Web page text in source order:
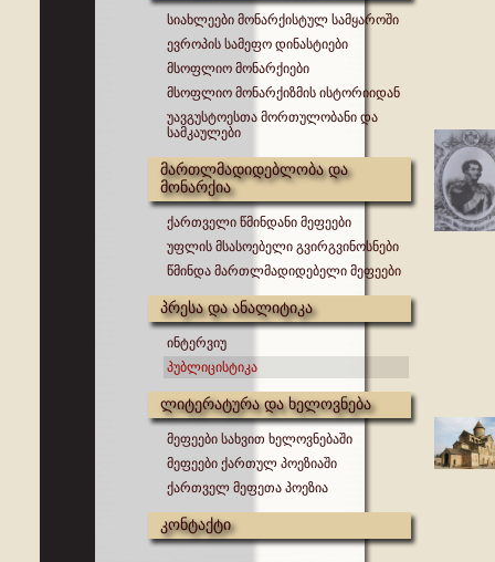
სიახლეები მონარქისტულ სამყაროში
ევროპის სამეფო დინასტიები
მსოფლიო მონარქიები
მსოფლიო მონარქიზმის ისტორიიდან
უავგუსტოესთა მორთულობანი და
სამკაულები
მართლმადიდებლობა და
მონარქია
ქართველი წმინდანი მეფეები
უფლის მსასოებელი გვირგვინოსნები
წმინდა მართლმადიდებელი მეფეები
პრესა და ანალიტიკა
ინტერვიუ
პუბლიცისტიკა
ლიტერატურა და ხელოვნება
მეფეები სახვით ხელოვნებაში
მეფეები ქართულ პოეზიაში
ქართველ მეფეთა პოეზია
კონტაქტი